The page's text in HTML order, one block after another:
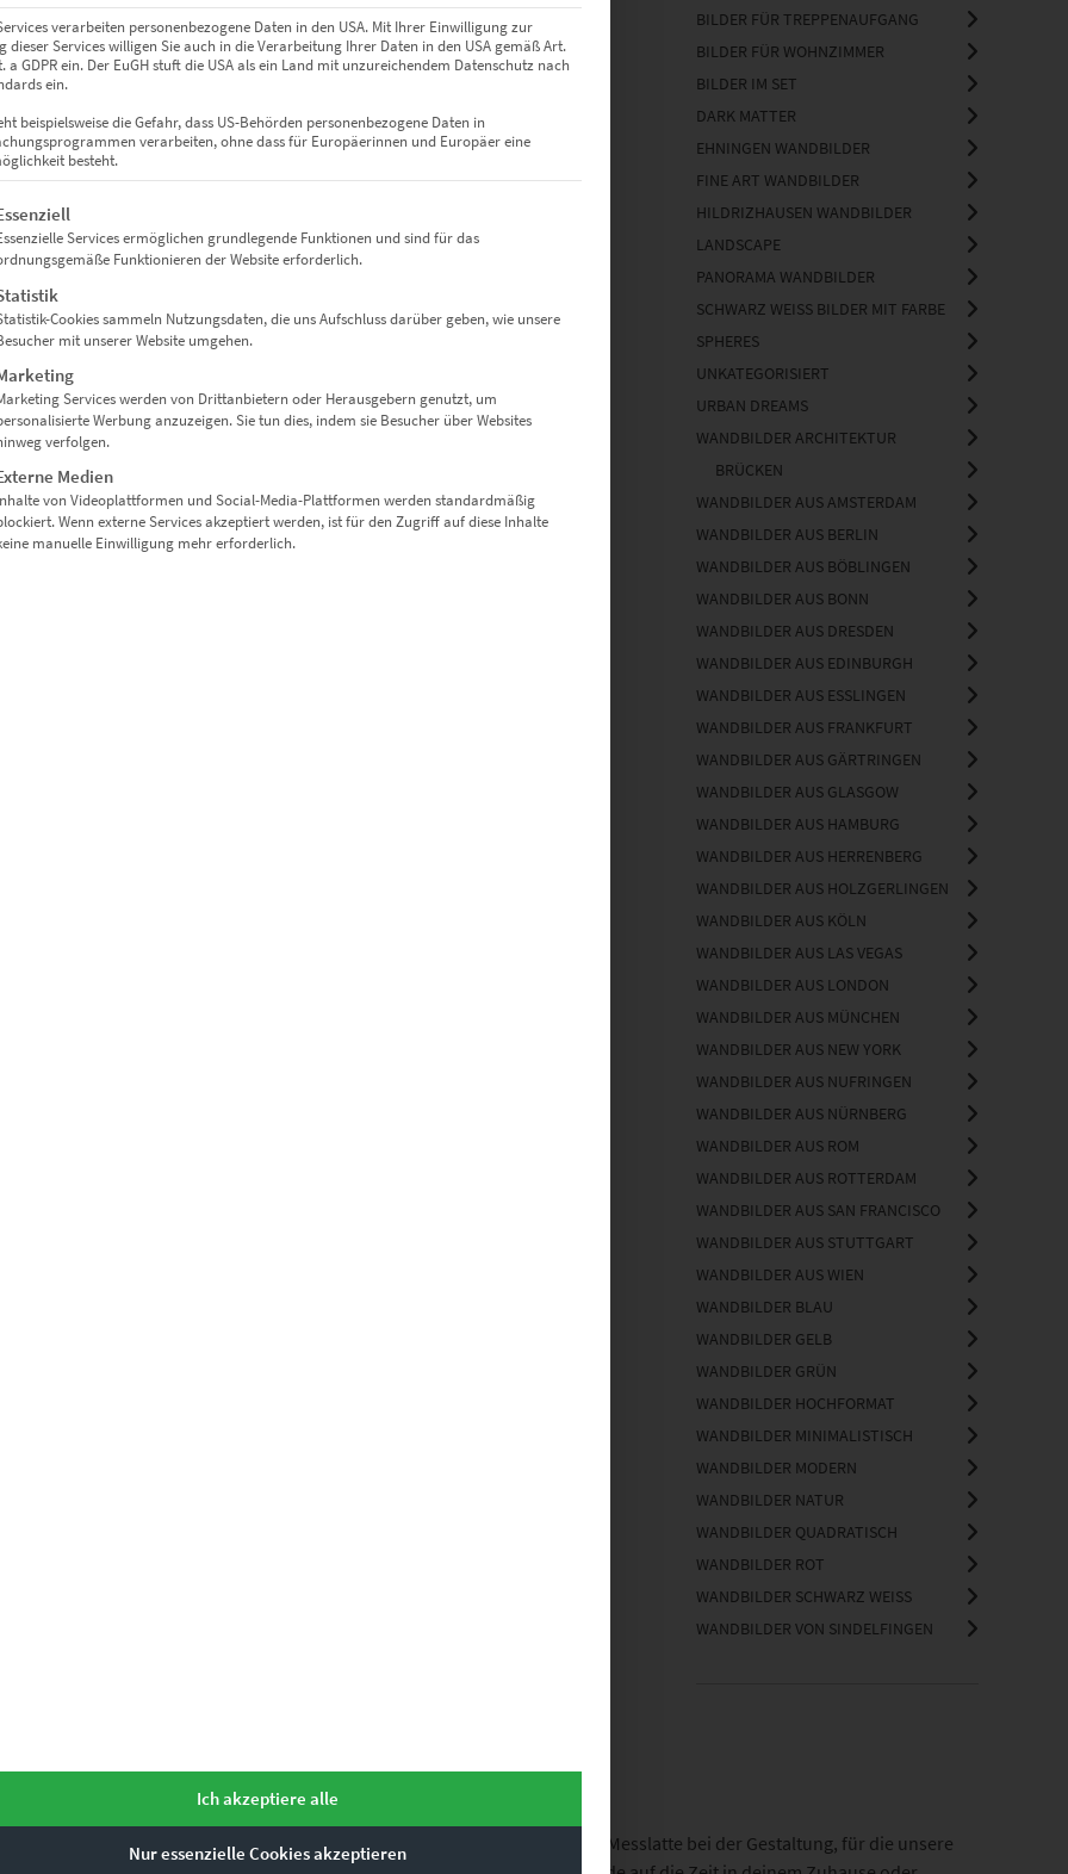
Bilder Set Stuttgart – At the Speed of Light
Enthält 19% Mwst.
BILDER FÜR TREPPENAUFGANG
BILDER FÜR WOHNZIMMER
BILDER IM SET
DARK MATTER
EHNINGEN WANDBILDER
FINE ART WANDBILDER
HILDRIZHAUSEN WANDBILDER
LANDSCAPE
PANORAMA WANDBILDER
SCHWARZ WEISS BILDER MIT FARBE
SPHERES
UNKATEGORISIERT
URBAN DREAMS
WANDBILDER ARCHITEKTUR
BRÜCKEN
WANDBILDER AUS AMSTERDAM
WANDBILDER AUS BERLIN
WANDBILDER AUS BÖBLINGEN
WANDBILDER AUS BONN
WANDBILDER AUS DRESDEN
WANDBILDER AUS EDINBURGH
WANDBILDER AUS ESSLINGEN
WANDBILDER AUS FRANKFURT
WANDBILDER AUS GÄRTRINGEN
WANDBILDER AUS GLASGOW
WANDBILDER AUS HAMBURG
WANDBILDER AUS HERRENBERG
WANDBILDER AUS HOLZGERLINGEN
WANDBILDER AUS KÖLN
WANDBILDER AUS LAS VEGAS
WANDBILDER AUS LONDON
WANDBILDER AUS MÜNCHEN
WANDBILDER AUS NEW YORK
WANDBILDER AUS NUFRINGEN
WANDBILDER AUS NÜRNBERG
WANDBILDER AUS ROM
WANDBILDER AUS ROTTERDAM
WANDBILDER AUS SAN FRANCISCO
WANDBILDER AUS STUTTGART
WANDBILDER AUS WIEN
WANDBILDER BLAU
WANDBILDER GELB
WANDBILDER GRÜN
WANDBILDER HOCHFORMAT
WANDBILDER MINIMALISTISCH
WANDBILDER MODERN
WANDBILDER NATUR
WANDBILDER QUADRATISCH
WANDBILDER ROT
WANDBILDER SCHWARZ WEISS
WANDBILDER VON SINDELFINGEN
Charme
für deine Lebensart oder Geschäftsphilosophie. Hoch liegt deshalb die Messlatte bei der Gestaltung, für die unsere
verarbeiten personenbezogene Daten in den USA. Mit Ihrer Einwilligung zur
dieser Services willigen Sie auch in die Verarbeitung Ihrer Daten in den USA gemäß Art.
a GDPR ein. Der EuGH stuft die USA als ein Land mit unzureichendem Datenschutz nach
ein.
beispielsweise die Gefahr, dass US-Behörden personenbezogene Daten in
verarbeiten, ohne dass für Europäerinnen und Europäer eine
besteht.
eine Liste der Service-Gruppen, für die eine Einwilligung erteilt werden kann. Die erste Service-Gruppe ist essenziell und kann nicht
Services ermöglichen grundlegende Funktionen und sind für das
Funktionieren der Website erforderlich.
Cookies sammeln Nutzungsdaten, die uns Aufschluss darüber geben, wie unsere
mit unserer Website umgehen.
Services werden von Drittanbietern oder Herausgebern genutzt, um
Werbung anzuzeigen. Sie tun dies, indem sie Besucher über Websites
verfolgen.
Medien
von Videoplattformen und Social-Media-Plattformen werden standardmäßig
Wenn externe Services akzeptiert werden, ist für den Zugriff auf diese Inhalte
manuelle Einwilligung mehr erforderlich.
Ich akzeptiere alle
Nur essenzielle Cookies akzeptieren